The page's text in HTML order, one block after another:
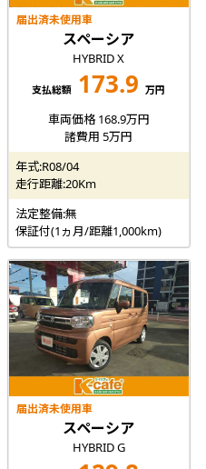
届出済未使用車
スペーシア
HYBRID X
支払総額 173.9 万円
車両価格 168.9万円
諸費用 5万円
年式:R08/04
走行距離:20Km
法定整備:無
保証付(1ヵ月/距離1,000km)
届出済未使用車
スペーシア
HYBRID G